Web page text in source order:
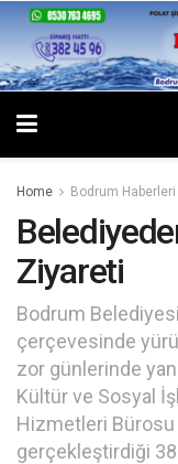
Home Bodrum Haberleri
Ziyareti
Bodrum
çerçevesinde
zor günlerinde
Kültür ve Sosyal
Hizmetleri Bürosu
gerçekleştirdiği